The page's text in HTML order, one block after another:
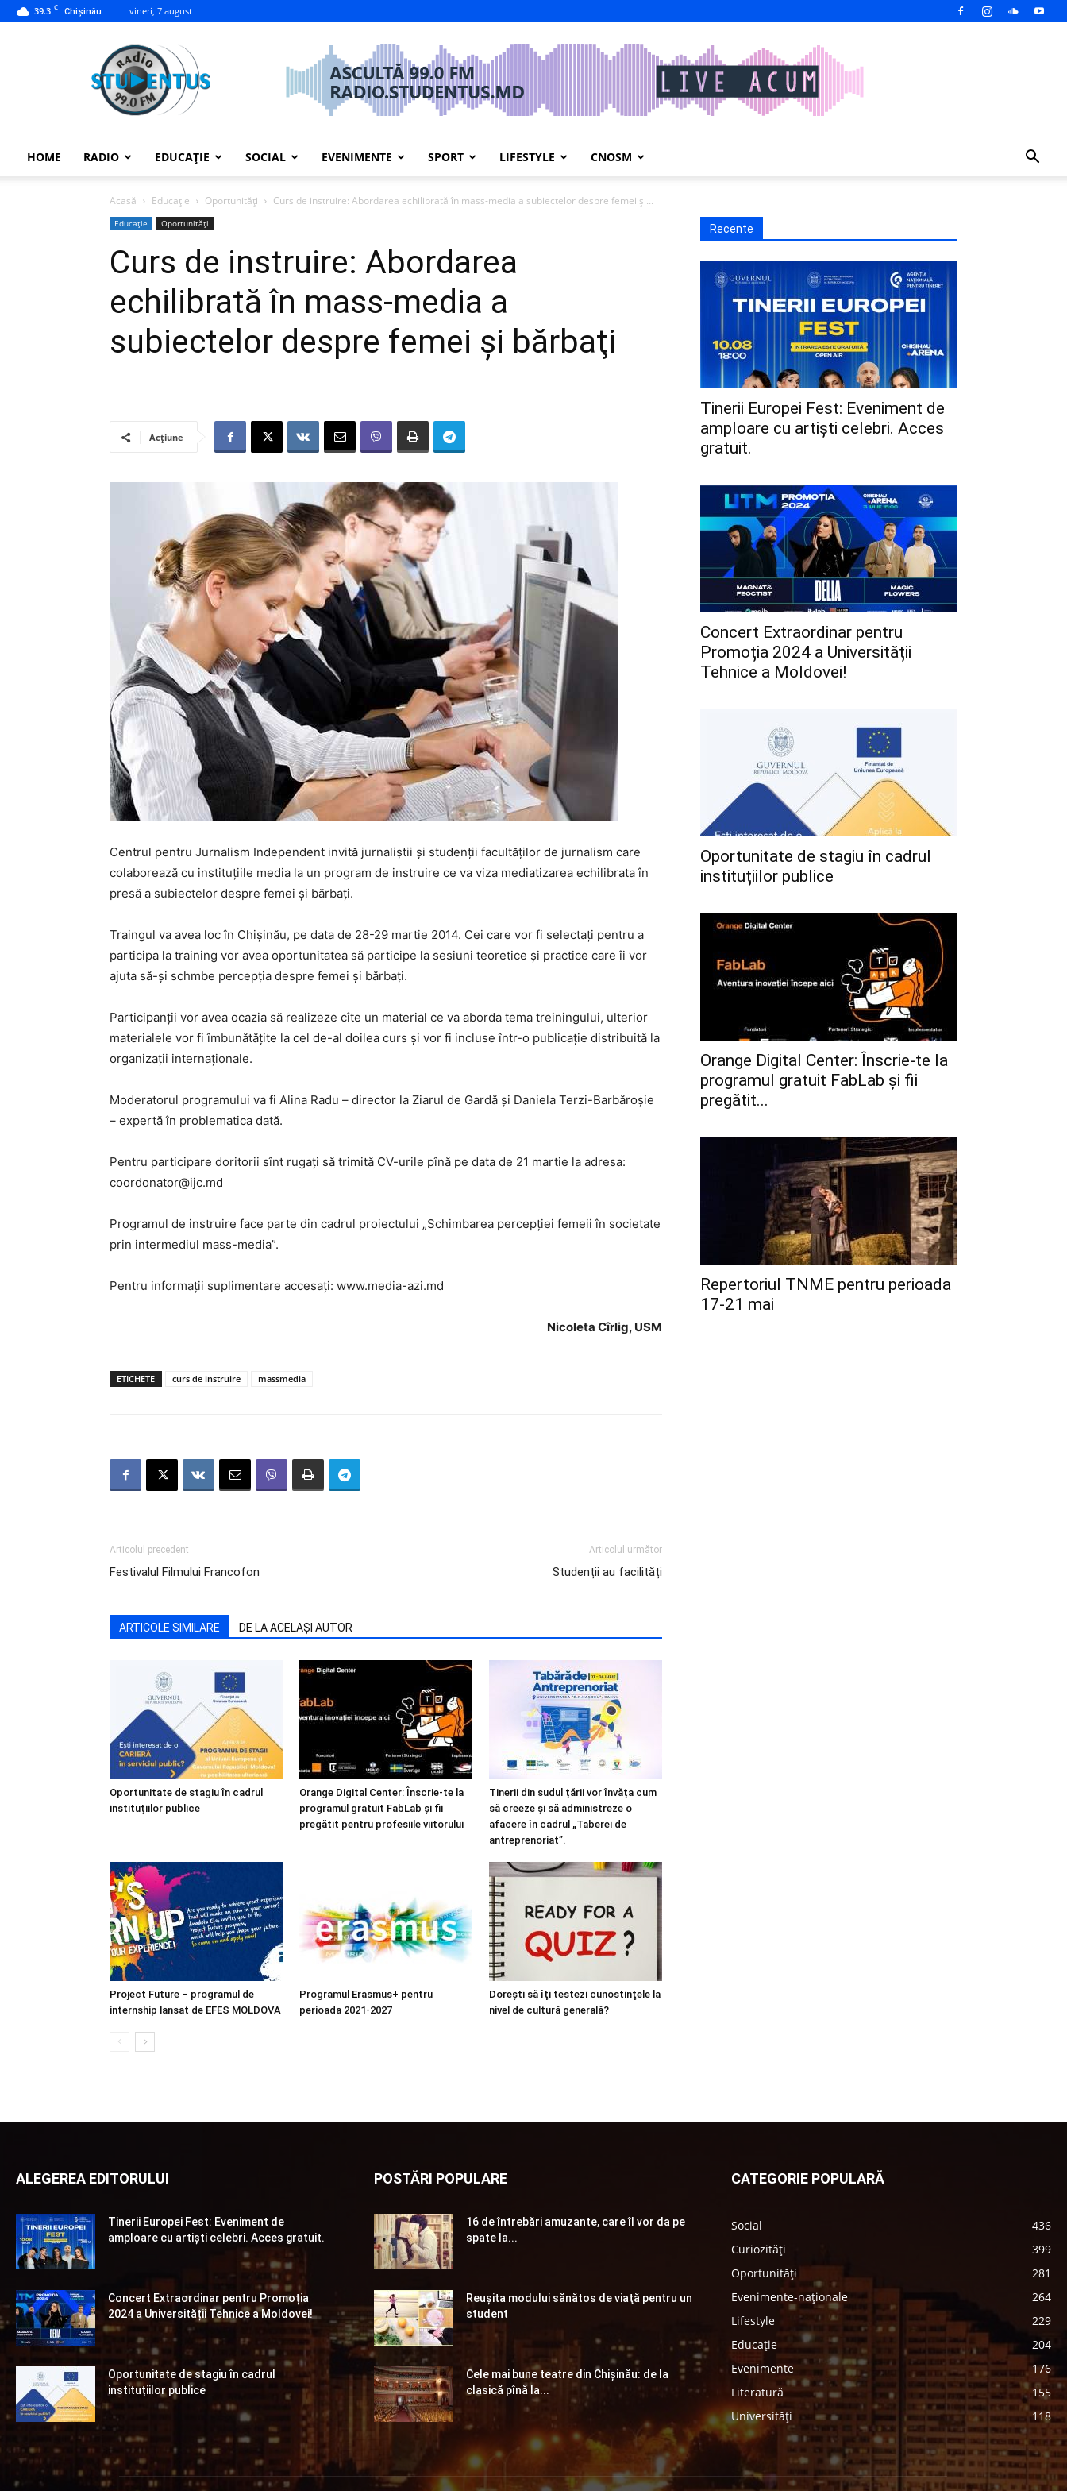
39.3 C Chișinău vineri, 7 august
studentus.md
HOME RADIO EDUCAȚIE SOCIAL EVENIMENTE SPORT LIFESTYLE CNOSM
Acasă Educație Oportunități Curs de instruire: Abordarea echilibrată în mass-media a subiectelor despre femei şi...
Educație Oportunități
Curs de instruire: Abordarea
echilibrată în mass-media a
subiectelor despre femei şi bărbaţi
Acțiune
Centrul pentru Jurnalism Independent invită jurnaliştii şi studenţii facultăţilor de jurnalism care
colaborează cu instituţiile media la un program de instruire ce va viza mediatizarea echilibrata în
presă a subiectelor despre femei şi bărbaţi.
Traingul va avea loc în Chişinău, pe data de 28-29 martie 2014. Cei care vor fi selectaţi pentru a
participa la training vor avea oportunitatea să participe la sesiuni teoretice şi practice care îi vor
ajuta să-şi schmbe percepţia despre femei şi bărbaţi.
Participanţii vor avea ocazia să realizeze cîte un material ce va aborda tema treiningului, ulterior
materialele vor fi îmbunătăţite la cel de-al doilea curs şi vor fi incluse într-o publicaţie distribuită la
organizaţii internaţionale.
Moderatorul programului va fi Alina Radu – director la Ziarul de Gardă şi Daniela Terzi-Barbăroşie
– expertă în problematica dată.
Pentru participare doritorii sînt rugaţi să trimită CV-urile pînă pe data de 21 martie la adresa:
coordonator@ijc.md
Programul de instruire face parte din cadrul proiectului „Schimbarea percepţiei femeii în societate
prin intermediul mass-media”.
Pentru informaţii suplimentare accesaţi: www.media-azi.md
Nicoleta Cîrlig, USM
ETICHETE curs de instruire massmedia
Articolul precedent
Festivalul Filmului Francofon
Articolul următor
Studenții au facilități
ARTICOLE SIMILARE DE LA ACELAȘI AUTOR
Oportunitate de stagiu în cadrul
instituțiilor publice
Orange Digital Center: Înscrie-te la
programul gratuit FabLab și fii
pregătit pentru profesiile viitorului
Tinerii din sudul țării vor învăța cum
să creeze și să administreze o
afacere în cadrul „Taberei de
antreprenoriat”.
Project Future – programul de
internship lansat de EFES MOLDOVA
Programul Erasmus+ pentru
perioada 2021-2027
Doreşti să îţi testezi cunostinţele la
nivel de cultură generală?
Recente
Tinerii Europei Fest: Eveniment de
amploare cu artiști celebri. Acces
gratuit.
Concert Extraordinar pentru
Promoția 2024 a Universității
Tehnice a Moldovei!
Oportunitate de stagiu în cadrul
instituțiilor publice
Orange Digital Center: Înscrie-te la
programul gratuit FabLab și fii
pregătit...
Repertoriul TNME pentru perioada
17-21 mai
ALEGEREA EDITORULUI
Tinerii Europei Fest: Eveniment de
amploare cu artiști celebri. Acces gratuit.
Concert Extraordinar pentru Promoția
2024 a Universității Tehnice a Moldovei!
Oportunitate de stagiu în cadrul
instituțiilor publice
POSTĂRI POPULARE
16 de întrebări amuzante, care îl vor da pe
spate la...
Reuşita modului sănătos de viaţă pentru un
student
Cele mai bune teatre din Chişinău: de la
clasică pînă la...
CATEGORIE POPULARĂ
Social
436
Curiozități
399
Oportunități
281
Evenimente-naționale
264
Lifestyle
229
Educație
204
Evenimente
176
Literatură
155
Universități
118